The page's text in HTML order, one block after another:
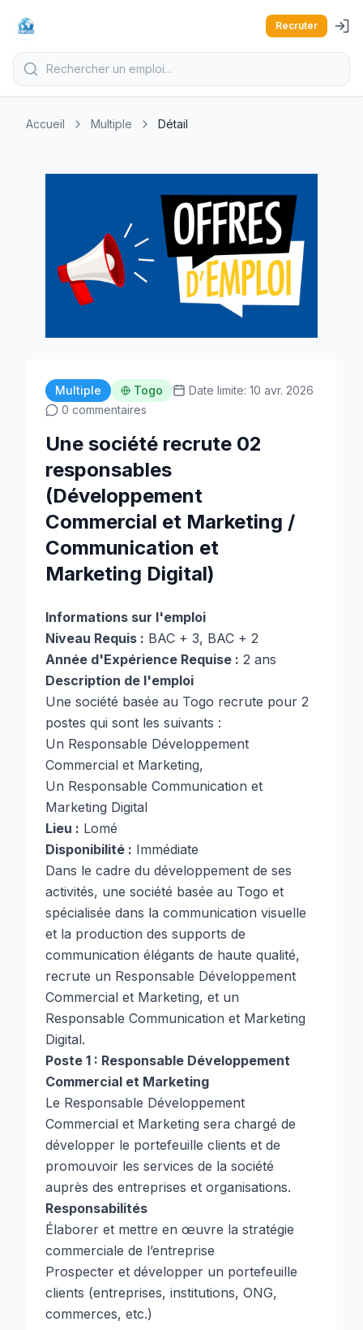
Recruter
Accueil Multiple Détail
Multiple Togo
Date limite: 10 avr. 2026
0 commentaires
Une société recrute 02
responsables
(Développement
Commercial et Marketing /
Communication et
Marketing Digital)
Informations sur l'emploi
Niveau Requis : BAC + 3, BAC + 2
Année d'Expérience Requise : 2 ans
Description de l'emploi
Une société basée au Togo recrute pour 2
postes qui sont les suivants :
Un Responsable Développement
Commercial et Marketing,
Un Responsable Communication et
Marketing Digital
Lieu : Lomé
Disponibilité : Immédiate
Dans le cadre du développement de ses
activités, une société basée au Togo et
spécialisée dans la communication visuelle
et la production des supports de
communication élégants de haute qualité,
recrute un Responsable Développement
Commercial et Marketing, et un
Responsable Communication et Marketing
Digital.
Poste 1 : Responsable Développement
Commercial et Marketing
Le Responsable Développement
Commercial et Marketing sera chargé de
développer le portefeuille clients et de
promouvoir les services de la société
auprès des entreprises et organisations.
Responsabilités
Élaborer et mettre en œuvre la stratégie
commerciale de l’entreprise
Prospecter et développer un portefeuille
clients (entreprises, institutions, ONG,
commerces, etc.)